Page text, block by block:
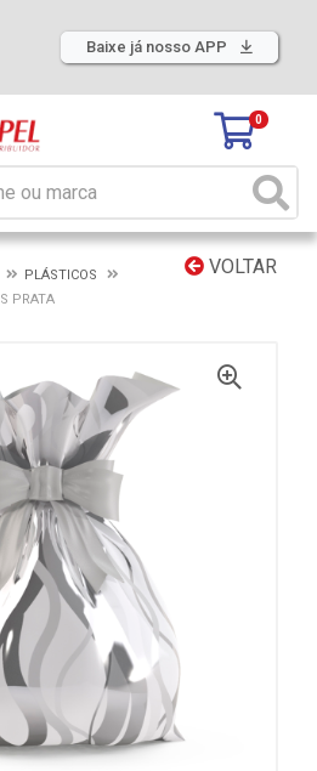
Baixe já nosso APP
0
VOLTAR
PLÁSTICOS
PRATA